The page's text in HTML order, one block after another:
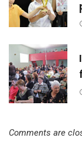
Comments are